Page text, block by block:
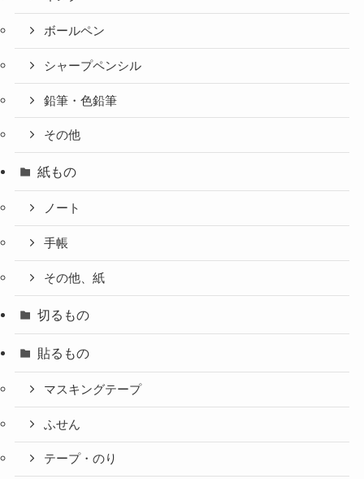
ボールペン
シャープペンシル
鉛筆・色鉛筆
その他
紙もの
ノート
手帳
その他、紙
切るもの
貼るもの
マスキングテープ
ふせん
テープ・のり